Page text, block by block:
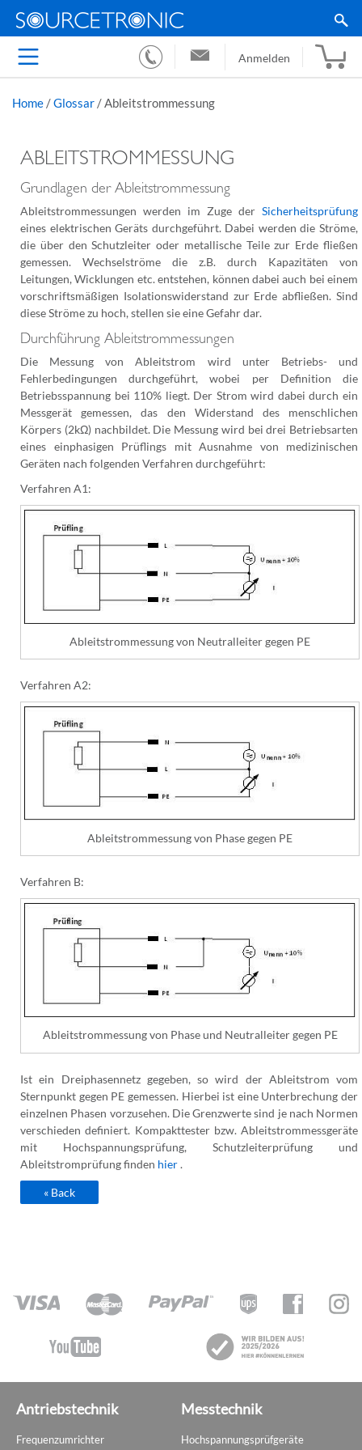
Anmelden
Home /Glossar / Ableitstrommessung
ABLEITSTROMMESSUNG
Grundlagen der Ableitstrommessung
Ableitstrommessungen werden im Zuge der Sicherheitsprüfung
eines elektrischen Geräts durchgeführt. Dabei werden die Ströme,
die über den Schutzleiter oder metallische Teile zur Erde fließen
gemessen. Wechselströme die z.B. durch Kapazitäten von
Leitungen, Wicklungen etc. entstehen, können dabei auch bei einem
vorschriftsmäßigen Isolationswiderstand zur Erde abfließen. Sind
diese Ströme zu hoch, stellen sie eine Gefahr dar.
Durchführung Ableitstrommessungen
Die Messung von Ableitstrom wird unter Betriebs- und
Fehlerbedingungen durchgeführt, wobei per Definition die
Betriebsspannung bei 110% liegt. Der Strom wird dabei durch ein
Messgerät gemessen, das den Widerstand des menschlichen
Körpers (2kΩ) nachbildet. Die Messung wird bei drei Betriebsarten
eines einphasigen Prüflings mit Ausnahme von medizinischen
Geräten nach folgenden Verfahren durchgeführt:
Verfahren A1:
Ableitstrommessung von Neutralleiter gegen PE
Verfahren A2:
Ableitstrommessung von Phase gegen PE
Verfahren B:
Ableitstrommessung von Phase und Neutralleiter gegen PE
Ist ein Dreiphasennetz gegeben, so wird der Ableitstrom vom
Sternpunkt gegen PE gemessen. Hierbei ist eine Unterbrechung der
einzelnen Phasen vorzusehen. Die Grenzwerte sind je nach Normen
verschieden definiert. Kompakttester bzw. Ableitstrommessgeräte
mit Hochspannungsprüfung, Schutzleiterprüfung und
Ableitstromprüfung finden hier.
« Back
Antriebstechnik
Frequenzumrichter
Messtechnik
Hochspannungsprüfgeräte